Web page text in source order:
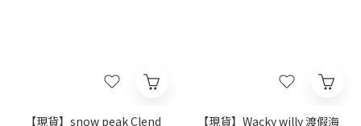
【現貨】snow peak Clend 【現貨】Wacky willy 渡假海